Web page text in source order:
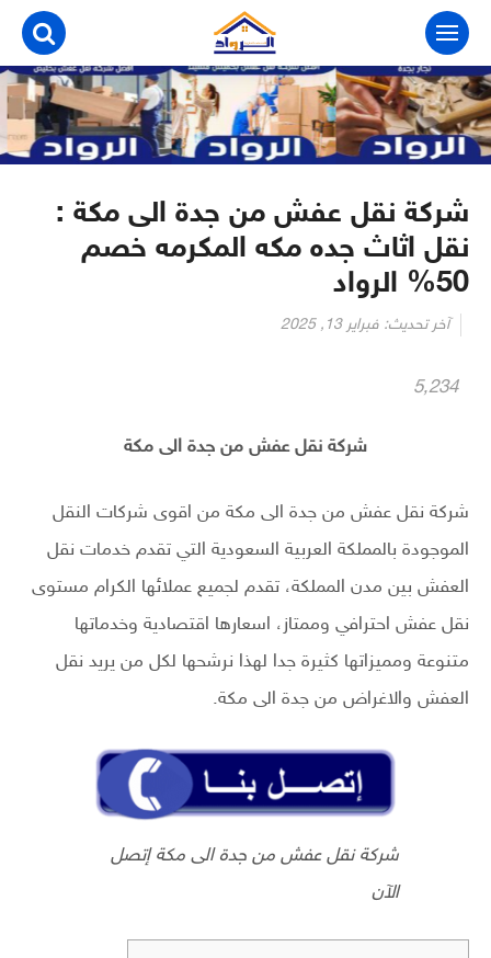
التجاوز
المحتوى
شركة نقل عفش من جدة الى مكة :
نقل اثاث جده مكه المكرمه خصم
50% الرواد
آخر تحديث: فبراير 13, 2025
5٬234
شركة نقل عفش من جدة الى مكة
شركة نقل عفش من جدة الى مكة من اقوى شركات النقل
الموجودة بالمملكة العربية السعودية التي تقدم خدمات نقل
العفش بين مدن المملكة، تقدم لجميع عملائها الكرام مستوى
نقل عفش احترافي وممتاز، اسعارها اقتصادية وخدماتها
متنوعة ومميزاتها كثيرة جدا لهذا نرشحها لكل من يريد نقل
العفش والاغراض من جدة الى مكة.
شركة نقل عفش من جدة الى مكة إتصل
الآن